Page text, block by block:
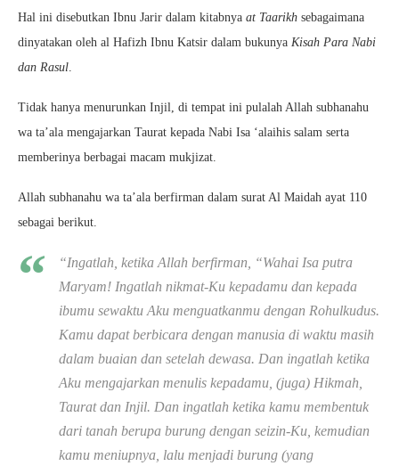
Hal ini disebutkan Ibnu Jarir dalam kitabnya at Taarikh sebagaimana
dinyatakan oleh al Hafizh Ibnu Katsir dalam bukunya Kisah Para Nabi
dan Rasul.
Tidak hanya menurunkan Injil, di tempat ini pulalah Allah subhanahu
wa ta’ala mengajarkan Taurat kepada Nabi Isa ‘alaihis salam serta
memberinya berbagai macam mukjizat.
Allah subhanahu wa ta’ala berfirman dalam surat Al Maidah ayat 110
sebagai berikut.
“Ingatlah, ketika Allah berfirman, “Wahai Isa putra
Maryam! Ingatlah nikmat-Ku kepadamu dan kepada
ibumu sewaktu Aku menguatkanmu dengan Rohulkudus.
Kamu dapat berbicara dengan manusia di waktu masih
dalam buaian dan setelah dewasa. Dan ingatlah ketika
Aku mengajarkan menulis kepadamu, (juga) Hikmah,
Taurat dan Injil. Dan ingatlah ketika kamu membentuk
dari tanah berupa burung dengan seizin-Ku, kemudian
kamu meniupnya, lalu menjadi burung (yang